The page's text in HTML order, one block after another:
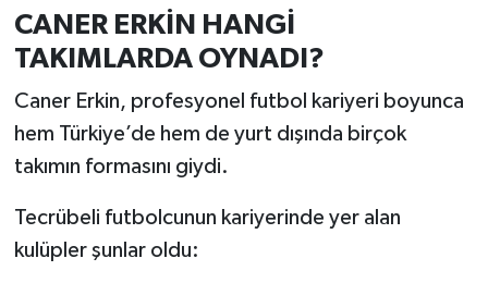
CANER ERKİN HANGİ
TAKIMLARDA OYNADI?
Caner Erkin, profesyonel futbol kariyeri boyunca
hem Türkiye’de hem de yurt dışında birçok
takımın formasını giydi.
Tecrübeli futbolcunun kariyerinde yer alan
kulüpler şunlar oldu: